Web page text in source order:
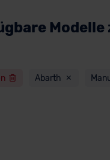
Abarth